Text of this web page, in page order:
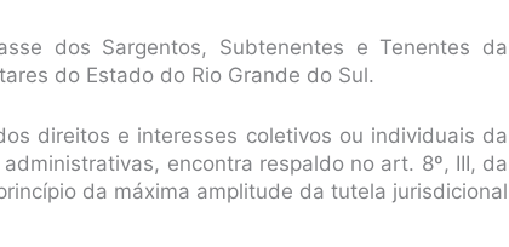
dos Sargentos, Subtenentes e Tenentes da
do Estado do Rio Grande do Sul.
direitos e interesses coletivos ou individuais da
encontra respaldo no art. 8º, III, da
da máxima amplitude da tutela jurisdicional